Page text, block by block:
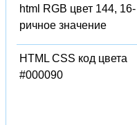
html RGB цвет 144, 16-
ричное значение
HTML CSS код цвета
#000090